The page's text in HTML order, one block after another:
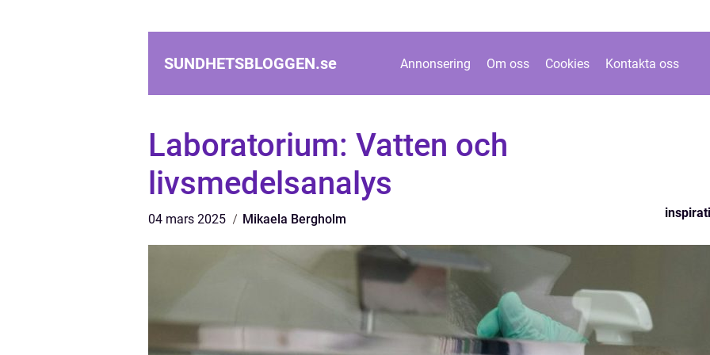
SUNDHETSBLOGGEN.se Annonsering Om oss Cookies Kontakta oss
Laboratorium: Vatten och
livsmedelsanalys
04 mars 2025 Mikaela Bergholm